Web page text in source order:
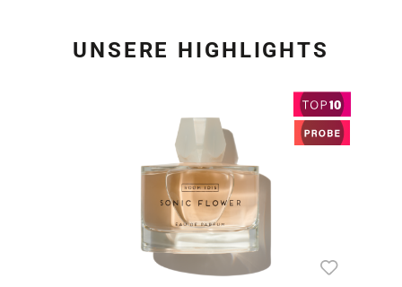
UNSERE HIGHLIGHTS